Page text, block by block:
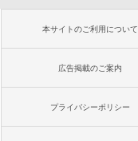
本サイトのご利用について
広告掲載のご案内
プライバシーポリシー